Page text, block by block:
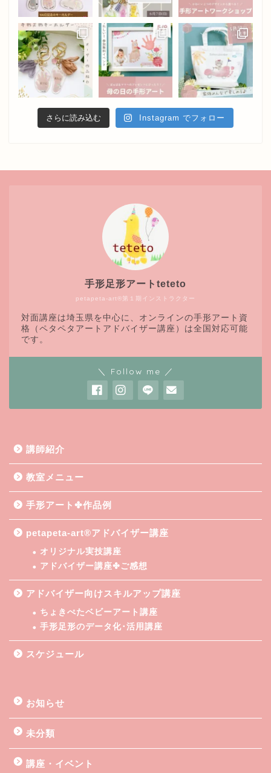
さらに読み込む Instagram でフォロー
petapeta-art®第１期インストラクター
手形足形アートteteto
対面講座は埼玉県を中心に、オンラインの手形アート資
格（ペタペタアートアドバイザー講座）は全国対応可能
です。
＼ Follow me ／
講師紹介
教室メニュー
手形アート✤作品例
petapeta-art®アドバイザー講座
オリジナル実技講座
アドバイザー講座✤ご感想
アドバイザー向けスキルアップ講座
ちょきぺたベビーアート講座
手形足形のデータ化･活用講座
スケジュール
お知らせ
未分類
講座・イベント